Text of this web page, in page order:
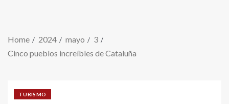
Home 2024 mayo
3
Cinco pueblos increíbles de Cataluña
TURISMO